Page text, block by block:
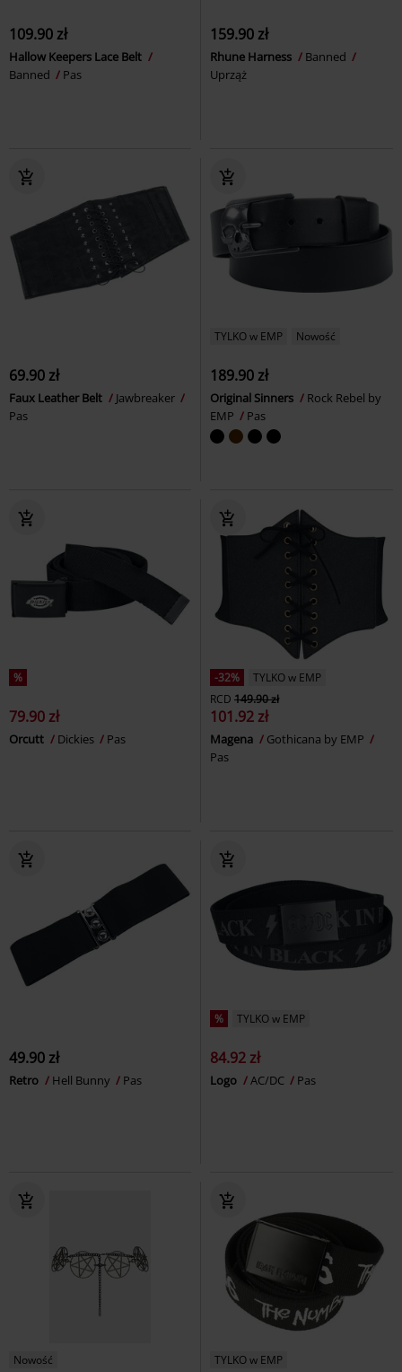
109.90 zł
Hallow Keepers Lace Belt
Banned
Pas
159.90 zł
Rhune Harness
Banned
Uprząż
69.90 zł
Faux Leather Belt
Jawbreaker
Pas
TYLKO w EMP Nowość
189.90 zł
Original Sinners
Rock Rebel by
EMP
Pas
%
79.90 zł
Orcutt Dickies Pas
-32%
TYLKO w EMP
RCD 149.90 zł
101.92 zł
Magena
Gothicana by EMP
Pas
49.90 zł
Retro Hell Bunny Pas
% TYLKO w EMP
84.92 zł
Logo AC/DC Pas
Nowość
TYLKO w EMP